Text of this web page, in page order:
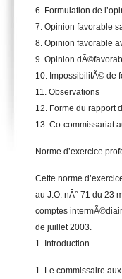
6. Formulation de
7. Opinion favorable
8. Opinion favorable
9. Opinion
10. ImpossibilitÃ© de
11. Observations
12. Forme du rapport
13. Co-commissariat
Norme d’exercice
Cette norme
au J.O. nÂ° 71 du 23
comptes
de juillet 2003.
1. Introduction
1. Le commissaire